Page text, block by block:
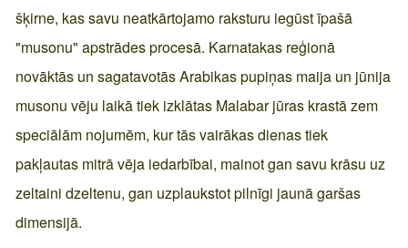
šķirne, kas savu neatkārtojamo raksturu iegūst īpašā
"musonu" apstrādes procesā. Karnatakas reģionā
novāktās un sagatavotās Arabikas pupiņas maija un jūnija
musonu vēju laikā tiek izklātas Malabar jūras krastā zem
speciālām nojumēm, kur tās vairākas dienas tiek
pakļautas mitrā vēja iedarbībai, mainot gan savu krāsu uz
zeltaini dzeltenu, gan uzplaukstot pilnīgi jaunā garšas
dimensijā.